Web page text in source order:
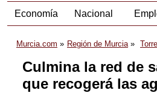
Economía Nacional
Murcia.com Región de Murcia
Culmina la red de
que recogerá las